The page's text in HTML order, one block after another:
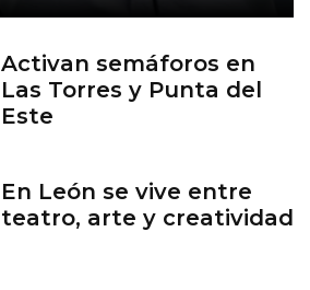
Activan semáforos en
Las Torres y Punta del
Este
En León se vive entre
teatro, arte y creatividad